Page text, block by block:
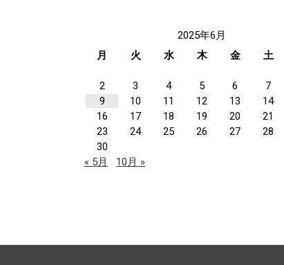
2025年6月
月
火 水 木 金 土
2
3 4 5 6 7
9
10 11 12 13 14
16
17 18 19 20 21
23
24 25 26 27 28
30
« 5月
10月 »